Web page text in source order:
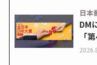
日本
DM
「